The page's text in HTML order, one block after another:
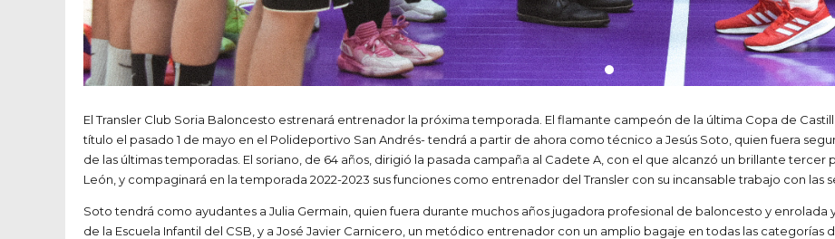
El Transler Club Soria Baloncesto estrenará entrenador la próxima temporada. El flamante campeón de la última Copa de
título el pasado 1 de mayo en el Polideportivo San Andrés- tendrá a partir de ahora como técnico a Jesús Soto, quien fuera
de las últimas temporadas. El soriano, de 64 años, dirigió la pasada campaña al Cadete A, con el que alcanzó un brillante tercer
León, y compaginará en la temporada 2022-2023 sus funciones como entrenador del Transler con su incansable trabajo con las
Soto tendrá como ayudantes a Julia Germain, quien fuera durante muchos años jugadora profesional de baloncesto y
de la Escuela Infantil del CSB, y a José Javier Carnicero, un metódico entrenador con un amplio bagaje en todas las categorías